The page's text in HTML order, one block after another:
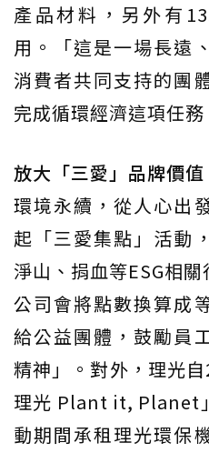
產品材料，另外有
用。「這是一場長遠
消費者共同支持的團
完成循環經濟這項任務
放大「三愛」品牌價
環境永續，從人心出
起「三愛集點」活動
淨山、捐血等ESG相
公司會將點數換算成
給公益團體，鼓勵員
精神」。對外，理光
理光 Plant it, Planet
動期間承租理光環保